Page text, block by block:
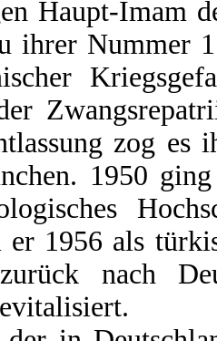
Haupt-Imam
ihrer Nummer
zog es
1950
er 1956 als
nach